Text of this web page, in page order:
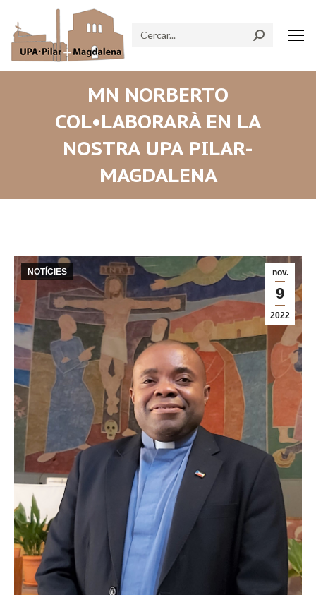
Search:
MN NORBERTO
COL•LABORARÀ EN LA
NOSTRA UPA PILAR-
MAGDALENA
nov.
9
2022
NOTÍCIES